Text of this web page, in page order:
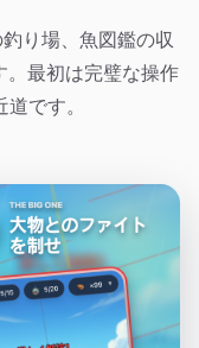
り場、魚図鑑の収
。最初は完璧な操作
です。